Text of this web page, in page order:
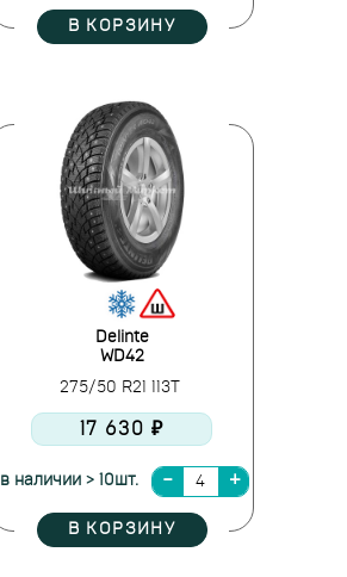
В КОРЗИНУ
Delinte
WD42
275/50 R21 113T
17 630 ₽
в наличии > 10шт.
В КОРЗИНУ